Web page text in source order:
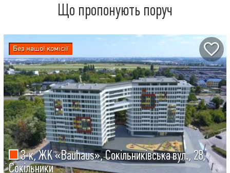
Що пропонують поруч
3-к, ЖК «Bauhaus», Сокільниківська вул., 28,
Сокільники
Без нашої комісії